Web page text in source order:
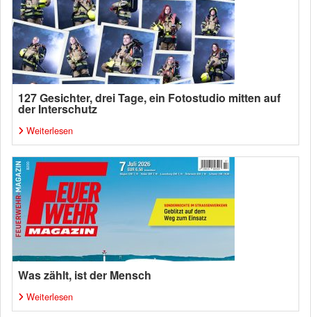
127 Gesichter, drei Tage, ein Fotostudio mitten auf
der Interschutz
Weiterlesen
Was zählt, ist der Mensch
Weiterlesen